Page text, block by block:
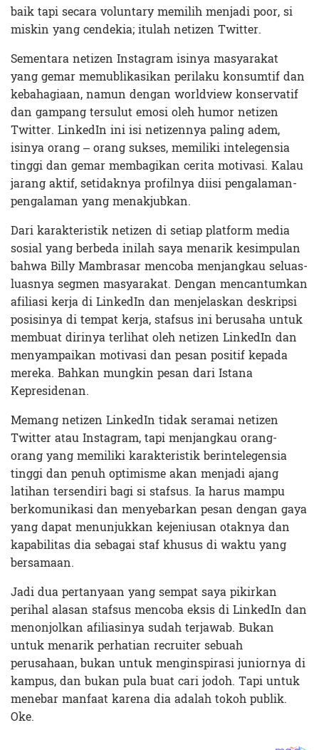
baik tapi secara voluntary memilih menjadi poor, si
miskin yang cendekia; itulah netizen Twitter.
Sementara netizen Instagram isinya masyarakat
yang gemar memublikasikan perilaku konsumtif dan
kebahagiaan, namun dengan worldview konservatif
dan gampang tersulut emosi oleh humor netizen
Twitter. LinkedIn ini isi netizennya paling adem,
isinya orang – orang sukses, memiliki intelegensia
tinggi dan gemar membagikan cerita motivasi. Kalau
jarang aktif, setidaknya profilnya diisi pengalaman-
pengalaman yang menakjubkan.
Dari karakteristik netizen di setiap platform media
sosial yang berbeda inilah saya menarik kesimpulan
bahwa Billy Mambrasar mencoba menjangkau seluas-
luasnya segmen masyarakat. Dengan mencantumkan
afiliasi kerja di LinkedIn dan menjelaskan deskripsi
posisinya di tempat kerja, stafsus ini berusaha untuk
membuat dirinya terlihat oleh netizen LinkedIn dan
menyampaikan motivasi dan pesan positif kepada
mereka. Bahkan mungkin pesan dari Istana
Kepresidenan.
Memang netizen LinkedIn tidak seramai netizen
Twitter atau Instagram, tapi menjangkau orang-
orang yang memiliki karakteristik berintelegensia
tinggi dan penuh optimisme akan menjadi ajang
latihan tersendiri bagi si stafsus. Ia harus mampu
berkomunikasi dan menyebarkan pesan dengan gaya
yang dapat menunjukkan kejeniusan otaknya dan
kapabilitas dia sebagai staf khusus di waktu yang
bersamaan.
Jadi dua pertanyaan yang sempat saya pikirkan
perihal alasan stafsus mencoba eksis di LinkedIn dan
menonjolkan afiliasinya sudah terjawab. Bukan
untuk menarik perhatian recruiter sebuah
perusahaan, bukan untuk menginspirasi juniornya di
kampus, dan bukan pula buat cari jodoh. Tapi untuk
menebar manfaat karena dia adalah tokoh publik.
Oke.